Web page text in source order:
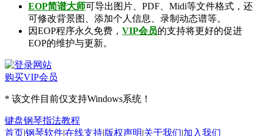
EOP简谱大师可导出 图片 PDF Midi等文件格式，还
可修改背景图、添加个人信息、录制 动态谱等。
因EOP程序永久免费， VIP会员的支持将更好的促进
EOP的维护与更新。
购买VIP会员
* 该文件目前仅支持Windows系统！
键盘钢琴指法教程
首页|钢琴软件|在线支持|版权声明|关于我们|加入我们